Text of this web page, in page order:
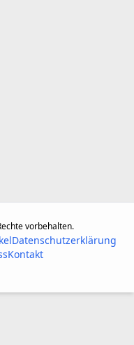
vorbehalten.
Datenschutzerklärung
Kontakt